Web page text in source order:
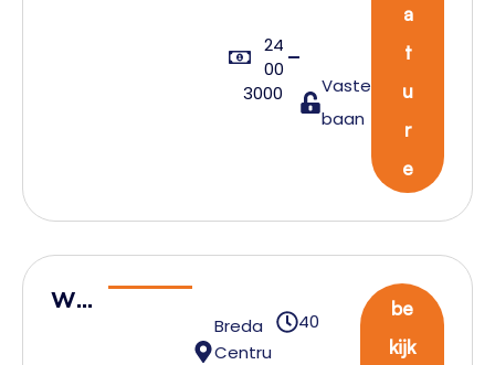
24
00
3000
Vaste
baan
a
t
u
r
e
Wa
Breda
Centru
40
be
kijk